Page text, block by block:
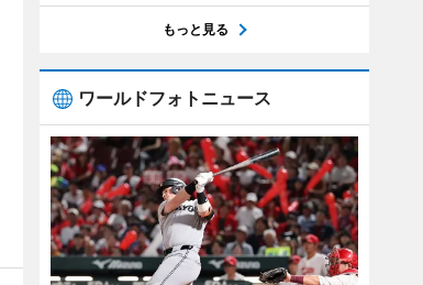
もっと見る
ワールドフォトニュース